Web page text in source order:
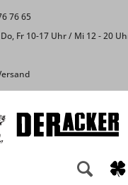
76 65
Fr 10-17 Uhr / Mi 12 - 20